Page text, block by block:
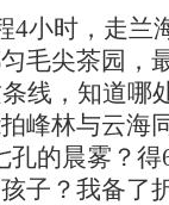
4小时，走兰
毛尖茶园，
线，知道哪
峰林与云海
孔的晨雾？
子？我备了